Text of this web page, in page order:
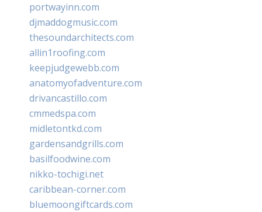
portwayinn.com
djmaddogmusic.com
thesoundarchitects.com
allin1roofing.com
keepjudgewebb.com
anatomyofadventure.com
drivancastillo.com
cmmedspa.com
midletontkd.com
gardensandgrills.com
basilfoodwine.com
nikko-tochigi.net
caribbean-corner.com
bluemoongiftcards.com